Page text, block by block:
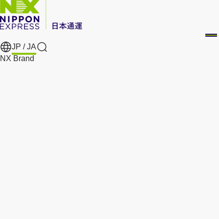
JP /JA
Search
NX Brand